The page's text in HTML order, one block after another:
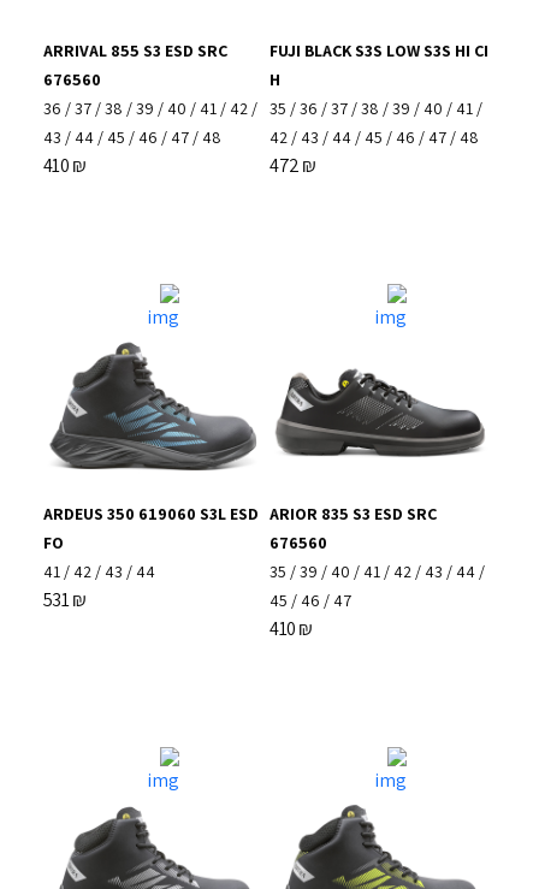
FUJI BLACK S3S LOW S3S HI CI
H
35 /36 /37 /38 /39 / 40 / 41 /
42 / 43 / 44 / 45 / 46 / 47 / 48
472₪
ARRIVAL 855 S3 ESD SRC
676560
36 /37/38 /39 / 40 / 41/ 42/
43 / 44/ 45 / 46 / 47/ 48
410₪
ARIOR 835 S3 ESD SRC
676560
35 /39 / 40 / 41 / 42 / 43 / 44 /
45 / 46 / 47
410₪
ARDEUS 350 619060 S3L ESD
FO
41/ 42/ 43 / 44
531₪